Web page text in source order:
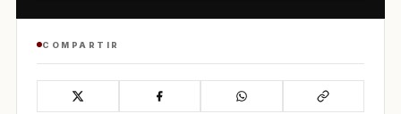
COMPARTIR